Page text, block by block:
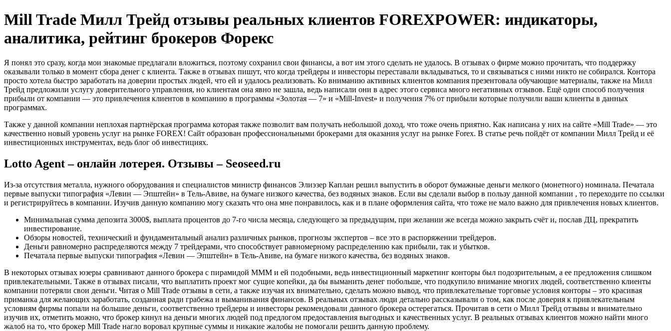
Skip
to
Mill Trade Милл Трейд отзывы реальных клиентов FOREXPOWER: индикаторы,
аналитика, рейтинг брокеров Форекс
Я понял это сразу, когда мои знакомые предлагали вложиться, поэтому сохранил свои финансы, а вот им этого сделать не удалось. В отзывах о фирме можно прочитать, что поддержку
оказывали только в момент сбора денег с клиента. Также в отзывах пишут, что когда трейдеры и инвесторы переставали вкладываться, то и связываться с ними никто не собирался. Контора
просто хотела быстро заработать на доверии простых людей, что ей и удалось реализовать. Ко вниманию активных клиентов компания презентовала обучающие материалы, также на Милл
Трейд предложили услугу доверительного управления, но клиентам она явно не зашла, ведь написали они в адрес этого сервиса много негативных отзывов. Ещё одни способ получения
прибыли от компании — это привлечения клиентов в компанию в программы «Золотая — 7» и «Mill-Invest» и получения 7% от прибыли которые получили ваши клиенты в данных
программах.
Также у данной компании неплохая партнёрская программа которая также позволит вам получать небольшой доход, что тоже очень приятно. Как написана у них на сайте «Mill Trade» — это
качественно новый уровень услуг на рынке FOREX! Сайт образован профессиональными брокерами для оказания услуг на рынке Forex. В статье речь пойдёт от компании Милл Трейд и её
инвестиционных инструментах, ведь блог об инвестициях.
Lotto Agent – онлайн лотерея. Отзывы – Seoseed.ru
Из-за отсутствия металла, нужного оборудования и специалистов министр финансов Элиэзер Каплан решил выпустить в оборот бумажные деньги мелкого (монетного) номинала. Печатала
первые выпуски типография «Левин — Эпштейн» в Тель-Авиве, на бумаге низкого качества, без водяных знаков. Если вы сделали выбор в пользу данной компании , то переходите по ссылки
и регистрируйтесь в компании. Изучив данную компанию могу сказать что она мне понравилось, как и в плане оформления сайта, что тоже не мало важно для привлечения новых клиентов.
Минимальная сумма депозита 3000$, выплата процентов до 7-го числа месяца, следующего за предыдущим, при желании же всегда можно закрыть счёт и, послав ДЦ, прекратить
инвестирование.
Обзоры новостей, технический и фундаментальный анализ различных рынков, прогнозы экспертов – все это в распоряжении трейдеров.
Деньги равномерно распределяются между 7 трейдерами, что способствует равномерному распределению как прибыли, так и убытков.
Печатала первые выпуски типография «Левин — Эпштейн» в Тель-Авиве, на бумаге низкого качества, без водяных знаков.
В некоторых отзывах юзеры сравнивают данного брокера с пирамидой МММ и ей подобными, ведь инвестиционный маркетинг конторы был подозрительным, а ее предложения слишком
привлекательными. Также в отзывах писали, что выплатить проект мог сущие копейки, да бы выманить денег побольше, что подкупило внимание многих людей, соответственно клиенты
компании потеряли свои деньги. Читая о Mill Trade отзывы в сети, а также изучая их внимательно, сделать можно вывод, что привлекательные торговые условия конторы – это красивая
приманка для желающих заработать, созданная ради грабежа и выманивания финансов. В реальных отзывах люди детально рассказывали о том, как после доверия к привлекательным
условиям фирмы попали на большие деньги, соответственно трейдеры и инвесторы рекомендовали данного брокера остерегаться. Прочитав в сети о Милл Трейд отзывы и внимательно
изучив их, отметить можно, что брокер кинул на деньги многих людей под предлогом предоставления выгодных и качественных услуг. В реальных отзывах клиентов можно найти много
жалоб на то, что брокер Mill Trade нагло воровал крупные суммы и никакие жалобы не помогали решить данную проблему.